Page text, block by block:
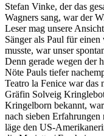
Stefan Vinke, der das
Wagners sang, war der
Leser mag unsere
Sänger als Paul für
musste, war unser
Denn gerade wegen der
Nöte Pauls tiefer
Teatro la Fenice war
Gräfin Solveig
Kringelborn bekannt,
nach sieben
läge den US-